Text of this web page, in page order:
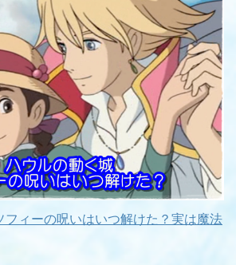
フィーの呪いはいつ解けた？実は魔法